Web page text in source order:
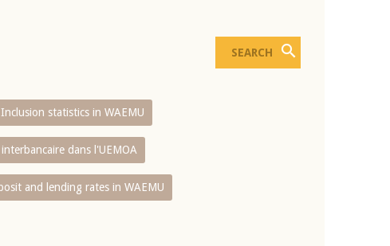
statistics in WAEMU
dans l'UEMOA
and lending rates in WAEMU